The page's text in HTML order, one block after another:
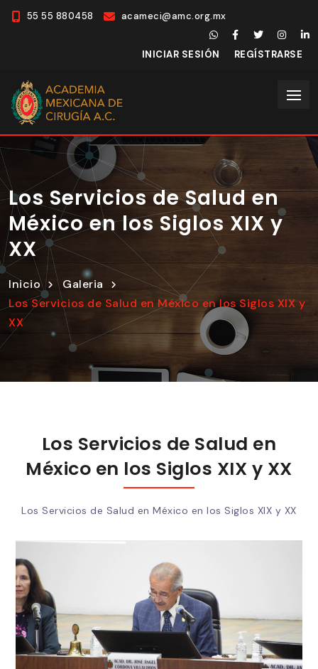
55 55 880458 acameci@amc.org.mx
INICIAR SESIÓN REGÍSTRARSE
Los Servicios de Salud en
México en los Siglos XIX y
XX
Inicio
Galeria
Los Servicios de Salud en México en los Siglos XIX y
XX
Los Servicios de Salud en
México en los Siglos XIX y XX
Los Servicios de Salud en México en los Siglos XIX y XX